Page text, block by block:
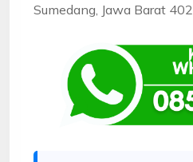
Sumedang, Jawa Barat